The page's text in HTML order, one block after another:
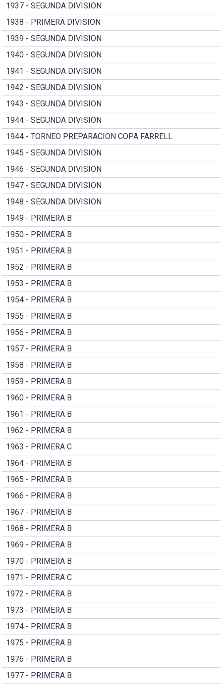
1937 - SEGUNDA DIVISION
1938 - PRIMERA DIVISION
1939 - SEGUNDA DIVISION
1940 - SEGUNDA DIVISION
1941 - SEGUNDA DIVISION
1942 - SEGUNDA DIVISION
1943 - SEGUNDA DIVISION
1944 - SEGUNDA DIVISION
1944 - TORNEO PREPARACION COPA FARRELL
1945 - SEGUNDA DIVISION
1946 - SEGUNDA DIVISION
1947 - SEGUNDA DIVISION
1948 - SEGUNDA DIVISION
1949 - PRIMERA B
1950 - PRIMERA B
1951 - PRIMERA B
1952 - PRIMERA B
1953 - PRIMERA B
1954 - PRIMERA B
1955 - PRIMERA B
1956 - PRIMERA B
1957 - PRIMERA B
1958 - PRIMERA B
1959 - PRIMERA B
1960 - PRIMERA B
1961 - PRIMERA B
1962 - PRIMERA B
1963 - PRIMERA C
1964 - PRIMERA B
1965 - PRIMERA B
1966 - PRIMERA B
1967 - PRIMERA B
1968 - PRIMERA B
1969 - PRIMERA B
1970 - PRIMERA B
1971 - PRIMERA C
1972 - PRIMERA B
1973 - PRIMERA B
1974 - PRIMERA B
1975 - PRIMERA B
1976 - PRIMERA B
1977 - PRIMERA B